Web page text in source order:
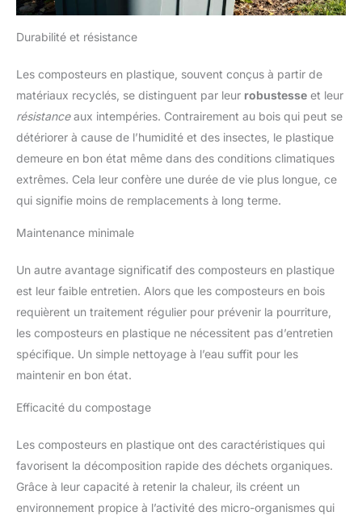
Durabilité et résistance
Les composteurs en plastique, souvent conçus à partir de
matériaux recyclés, se distinguent par leur robustesse et leur
résistanceaux intempéries. Contrairement au bois qui peut se
détériorer à cause de l’humidité et des insectes, le plastique
demeure en bon état même dans des conditions climatiques
extrêmes. Cela leur confère une durée de vie plus longue, ce
qui signifie moins de remplacements à long terme.
Maintenance minimale
Un autre avantage significatif des composteurs en plastique
est leur faible entretien. Alors que les composteurs en bois
requièrent un traitement régulier pour prévenir la pourriture,
les composteurs en plastique ne nécessitent pas d’entretien
spécifique. Un simple nettoyage à l’eau suffit pour les
maintenir en bon état.
Efficacité du compostage
Les composteurs en plastique ont des caractéristiques qui
favorisent la décomposition rapide des déchets organiques.
Grâce à leur capacité à retenir la chaleur, ils créent un
environnement propice à l’activité des micro-organismes qui